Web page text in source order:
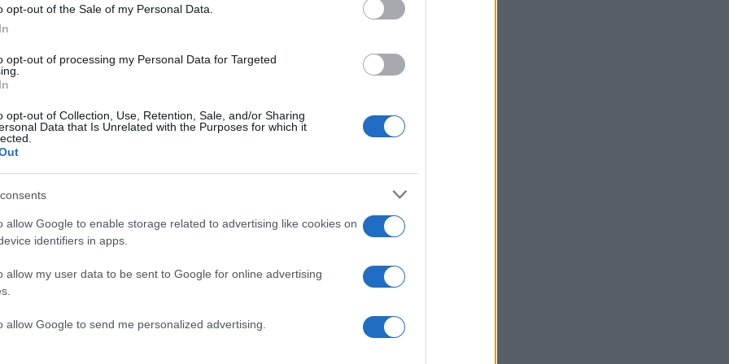
opt-out of the Sale of my Personal Data.
opt-out of processing my Personal Data for Targeted
opt-out of Collection, Use, Retention, Sale, and/or Sharing
Data that Is Unrelated with the Purposes for which it
allow Google to enable storage related to advertising like cookies on
identifiers in apps.
allow my user data to be sent to Google for online advertising
allow Google to send me personalized advertising.
τα περιττά κιλά της! Φωτό!
κααααπως τα μαλλιά της!